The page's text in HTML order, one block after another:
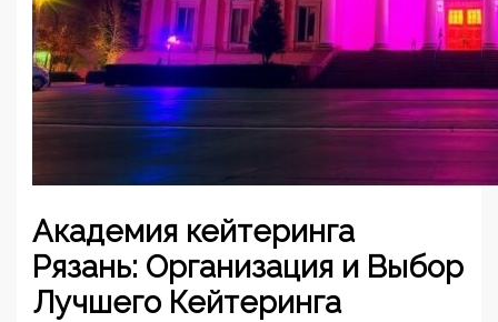
Академия кейтеринга
Рязань: Организация и Выбор
Лучшего Кейтеринга